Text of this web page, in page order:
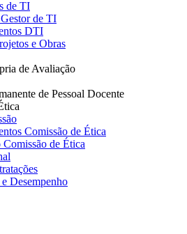
de TI
de TI
DTI
e Obras
de Avaliação
de Pessoal Docente
Comissão de Ética
Comissão de Ética
Desempenho